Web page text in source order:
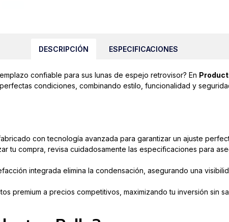
DESCRIPCIÓN ESPECIFICACIONES
confiable para sus lunas de espejo retrovisor? En
condiciones, combinando estilo, funcionalidad y
con tecnología avanzada para garantizar un ajuste
tu compra, revisa cuidadosamente las especificaciones para
integrada elimina la condensación, asegurando una
premium a precios competitivos, maximizando tu inversión sin